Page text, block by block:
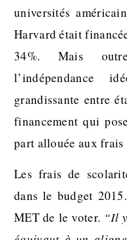
universités
Harvard était
34%. Mais
l’indépendance
grandissante entre
financement qui
part allouée aux
Les frais de
dans le budget
MET de le voter. “Il